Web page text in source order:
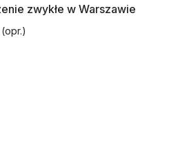
zwykłe w Warszawie